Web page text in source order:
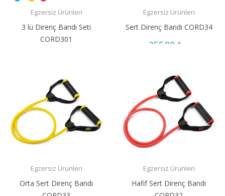
Egzersiz Ürünleri
3 lü Direnç Bandı Seti
CORD301
Egzersiz Ürünleri
Sert Direnç Bandı CORD34
255,99 ₺
Egzersiz Ürünleri
Orta Sert Direnç Bandı
Egzersiz Ürünleri
Hafif Sert Direnç Bandı